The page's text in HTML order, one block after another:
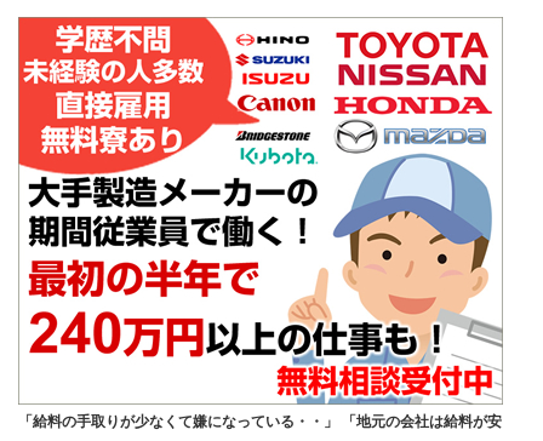
「給料の手取りが少なくて嫌になっている・・」 「地元の会社は給料が安